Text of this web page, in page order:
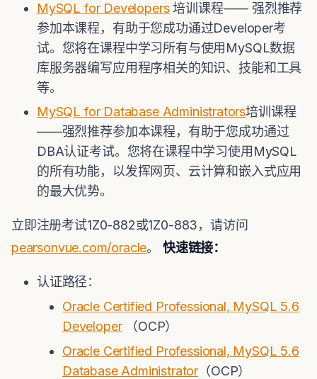
MySQL for Developers培训课程—— 强烈推荐
参加本课程，有助于您成功通过Developer考
试。您将在课程中学习所有与使用MySQL数据
库服务器编写应用程序相关的知识、技能和工具
等。
MySQL for Database Administrators培训课程
——强烈推荐参加本课程，有助于您成功通过
DBA认证考试。您将在课程中学习使用MySQL
的所有功能，以发挥网页、云计算和嵌入式应用
的最大优势。
立即注册考试1Z0-882或1Z0-883，请访问
pearsonvue.com/oracle。 快速链接：
认证​路径：
Oracle Certified Professional, MySQL 5.6
Developer（OCP）
Oracle Certified Professional, MySQL 5.6
Database Administrator （OCP）